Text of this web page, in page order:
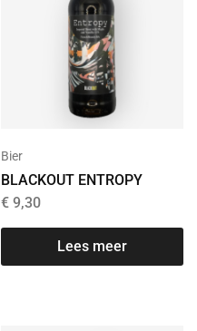
Bier
BLACKOUT ENTROPY
€9,30
Lees meer